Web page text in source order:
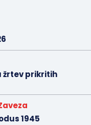
žrtev prikritih
1945